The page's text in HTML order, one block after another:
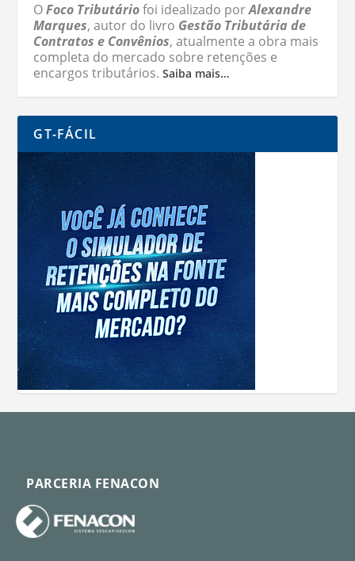
OFoco Tributáriofoi idealizado porAlexandre
Marques, autor do livro Gestão Tributária de
Contratos e Convênios, atualmente a obra mais
completa do mercado sobre retenções e
encargos tributários.Saiba mais…
GT-FÁCIL
PARCERIA FENACON